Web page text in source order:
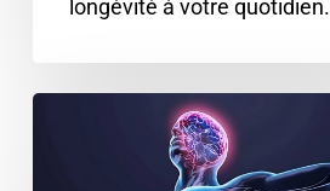
longévité à votre quotidien.